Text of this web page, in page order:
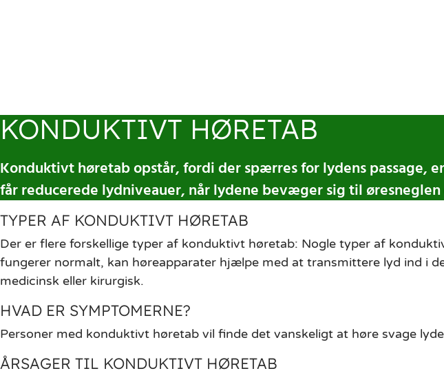
KONDUKTIVT HØRETAB
Konduktivt høretab opstår, fordi der spærres for lydens passage,
får reducerede lydniveauer, når lydene bevæger sig til
TYPER AF KONDUKTIVT HØRETAB
Der er flere forskellige typer af konduktivt høretab: Nogle typer af
fungerer normalt, kan høreapparater hjælpe med at transmittere lyd ind i
medicinsk eller kirurgisk.
HVAD ER SYMPTOMERNE?
Personer med konduktivt høretab vil finde det vanskeligt at høre svage
ÅRSAGER TIL KONDUKTIVT HØRETAB